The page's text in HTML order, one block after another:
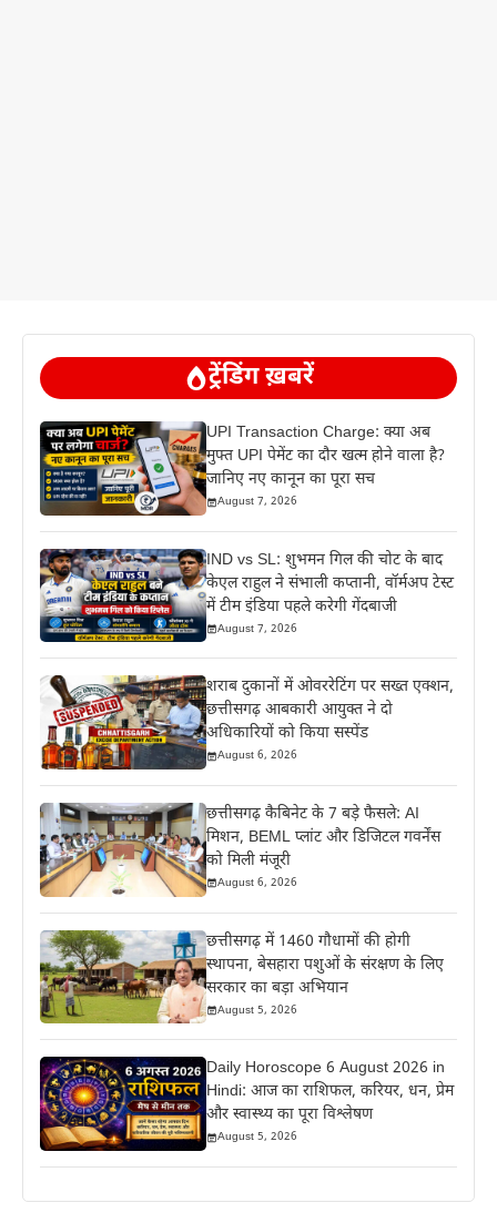
ट्रेंडिंग ख़बरें
UPI Transaction Charge: क्या अब
मुफ्त UPI पेमेंट का दौर खत्म होने वाला है?
जानिए नए कानून का पूरा सच
August 7, 2026
IND vs SL: शुभमन गिल की चोट के बाद
केएल राहुल ने संभाली कप्तानी, वॉर्मअप टेस्ट
में टीम इंडिया पहले करेगी गेंदबाजी
August 7, 2026
शराब दुकानों में ओवररेटिंग पर सख्त एक्शन,
छत्तीसगढ़ आबकारी आयुक्त ने दो
अधिकारियों को किया सस्पेंड
August 6, 2026
छत्तीसगढ़ कैबिनेट के 7 बड़े फैसले: AI
मिशन, BEML प्लांट और डिजिटल गवर्नेंस
को मिली मंजूरी
August 6, 2026
छत्तीसगढ़ में 1460 गौधामों की होगी
स्थापना, बेसहारा पशुओं के संरक्षण के लिए
सरकार का बड़ा अभियान
August 5, 2026
Daily Horoscope 6 August 2026 in
Hindi: आज का राशिफल, करियर, धन, प्रेम
और स्वास्थ्य का पूरा विश्लेषण
August 5, 2026